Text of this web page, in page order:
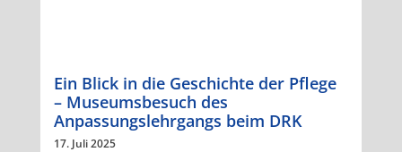
Ein Blick in die Geschichte der Pflege
– Museumsbesuch des
Anpassungslehrgangs beim DRK
17. Juli 2025